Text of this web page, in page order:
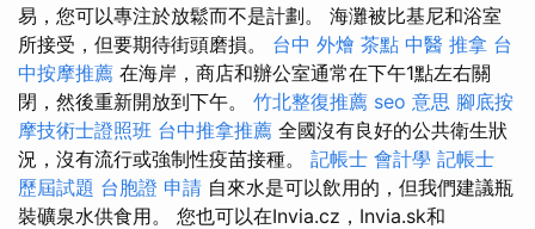
易，您可以專注於放鬆而不是計劃。 海灘被比基尼和浴室
所接受，但要期待街頭磨損。 台中 外燴 茶點 中醫 推拿 台
中按摩推薦 在海岸，商店和辦公室通常在下午1點左右關
閉，然後重新開放到下午。 竹北整復推薦 seo 意思 腳底按
摩技術士證照班 台中推拿推薦 全國沒有良好的公共衛生狀
況，沒有流行或強制性疫苗接種。 記帳士 會計學 記帳士
歷屆試題 台胞證 申請 自來水是可以飲用的，但我們建議瓶
裝礦泉水供食用。 您也可以在Invia.cz，Invia.sk和